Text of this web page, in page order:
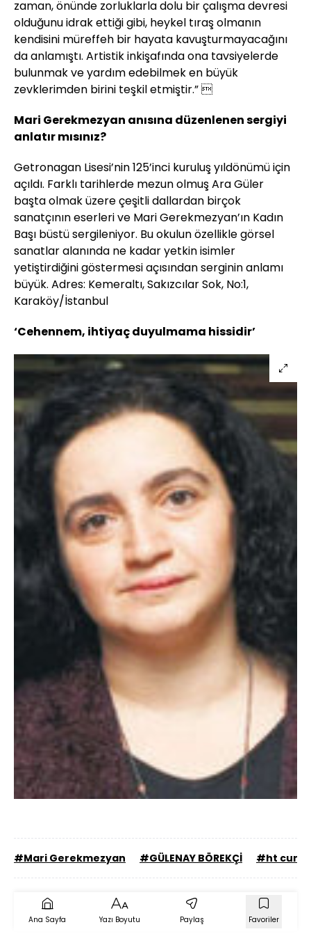
zaman, önünde zorluklarla dolu bir çalışma devresi
olduğunu idrak ettiği gibi, heykel tıraş olmanın
kendisini müreffeh bir hayata kavuşturmayacağını
da anlamıştı. Artistik inkişafında ona tavsiyelerde
bulunmak ve yardım edebilmek en büyük
zevklerimden birini teşkil etmiştir.” 
Mari Gerekmezyan anısına düzenlenen sergiyi
anlatır mısınız?
Getronagan Lisesi’nin 125’inci kuruluş yıldönümü için
açıldı. Farklı tarihlerde mezun olmuş Ara Güler
başta olmak üzere çeşitli dallardan birçok
sanatçının eserleri ve Mari Gerekmezyan’ın Kadın
Başı büstü sergileniyor. Bu okulun özellikle görsel
sanatlar alanında ne kadar yetkin isimler
yetiştirdiğini göstermesi açısından serginin anlamı
büyük. Adres: Kemeraltı, Sakızcılar Sok, No:1,
Karaköy/İstanbul
‘Cehennem, ihtiyaç duyulmama hissidir’
#Mari Gerekmezyan #GÜLENAY BÖREKÇİ #ht
Ana Sayfa Yazı Boyutu Paylaş Favoriler